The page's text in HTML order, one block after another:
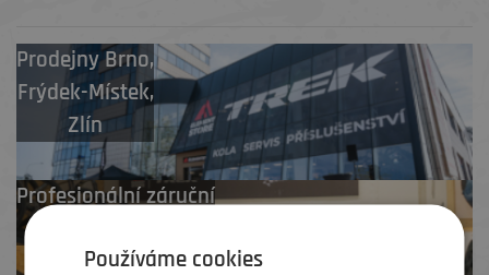
ProdejnyBrno,
Frýdek-Místek,
Zlín
Profesionální záruční
Používáme cookies